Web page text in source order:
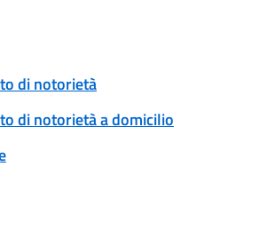
di notorietà
di notorietà a domicilio